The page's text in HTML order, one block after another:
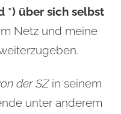
*) über sich selbst
Netz und meine
der SZin seinem
unter anderem